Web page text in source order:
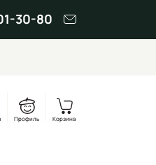
30-80
Профиль Корзина